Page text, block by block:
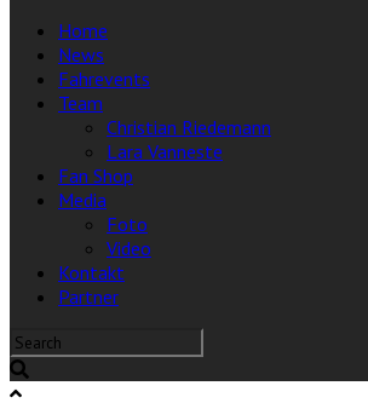
Home
News
Fahrevents
Team
Christian Riedemann
Lara Vanneste
Fan Shop
Media
Foto
Video
Kontakt
Partner